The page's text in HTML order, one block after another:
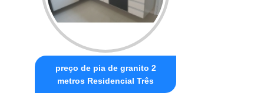
preço de pia de granito 2
metros Residencial Três